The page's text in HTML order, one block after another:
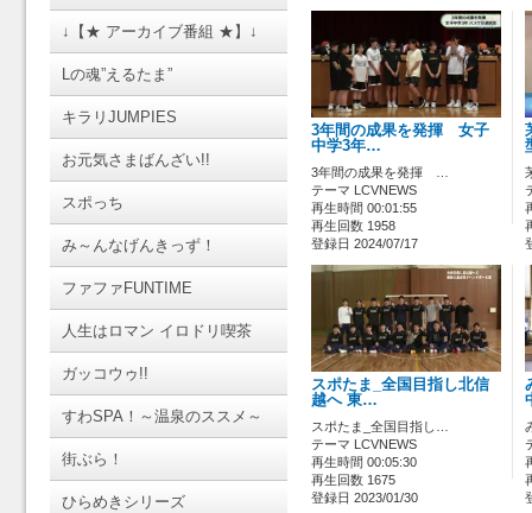
↓【★ アーカイブ番組 ★】↓
Lの魂”えるたま”
キラリJUMPIES
お元気さまばんざい!!
スポっち
み～んなげんきっず！
ファファFUNTIME
人生はロマン イロドリ喫茶
ガッコウゥ!!
すわSPA！～温泉のススメ～
街ぶら！
ひらめきシリーズ
3年間の成果を発揮 女子
中学3年…
3年間の成果を発揮 …
テーマ LCVNEWS
再生時間 00:01:55
再生回数 1958
登録日 2024/07/17
スポたま_全国目指し北信
越へ 東…
スポたま_全国目指し…
テーマ LCVNEWS
再生時間 00:05:30
再生回数 1675
登録日 2023/01/30